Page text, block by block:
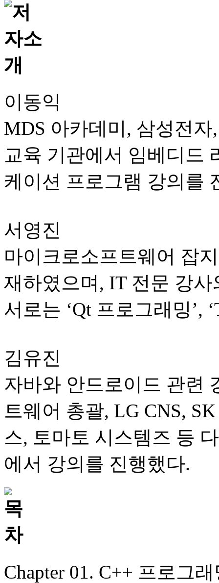
이동익
MDS 아카데미, 삼성전
교육 기관에서 임베디드
케이션 프로그램 강의를
서영진
마이크로소프트웨어 잡
재하였으며, IT 전문 강
서로는 ‘Qt 프로그래밍’,
김유진
자바와 안드로이드 관련
트웨어 총괄, LG CNS,
스, 토마토 시스템즈 등
에서 강의를 진행했다.
Chapter 01. C++ 프로그